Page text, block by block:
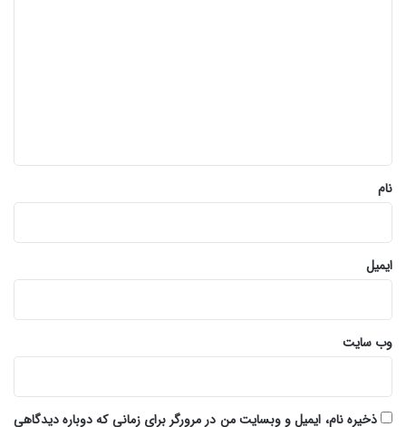
نام
ایمیل
وب‌ سایت
ذخیره نام، ایمیل و وبسایت من در مرورگر برای زمانی که دوباره دیدگاهی